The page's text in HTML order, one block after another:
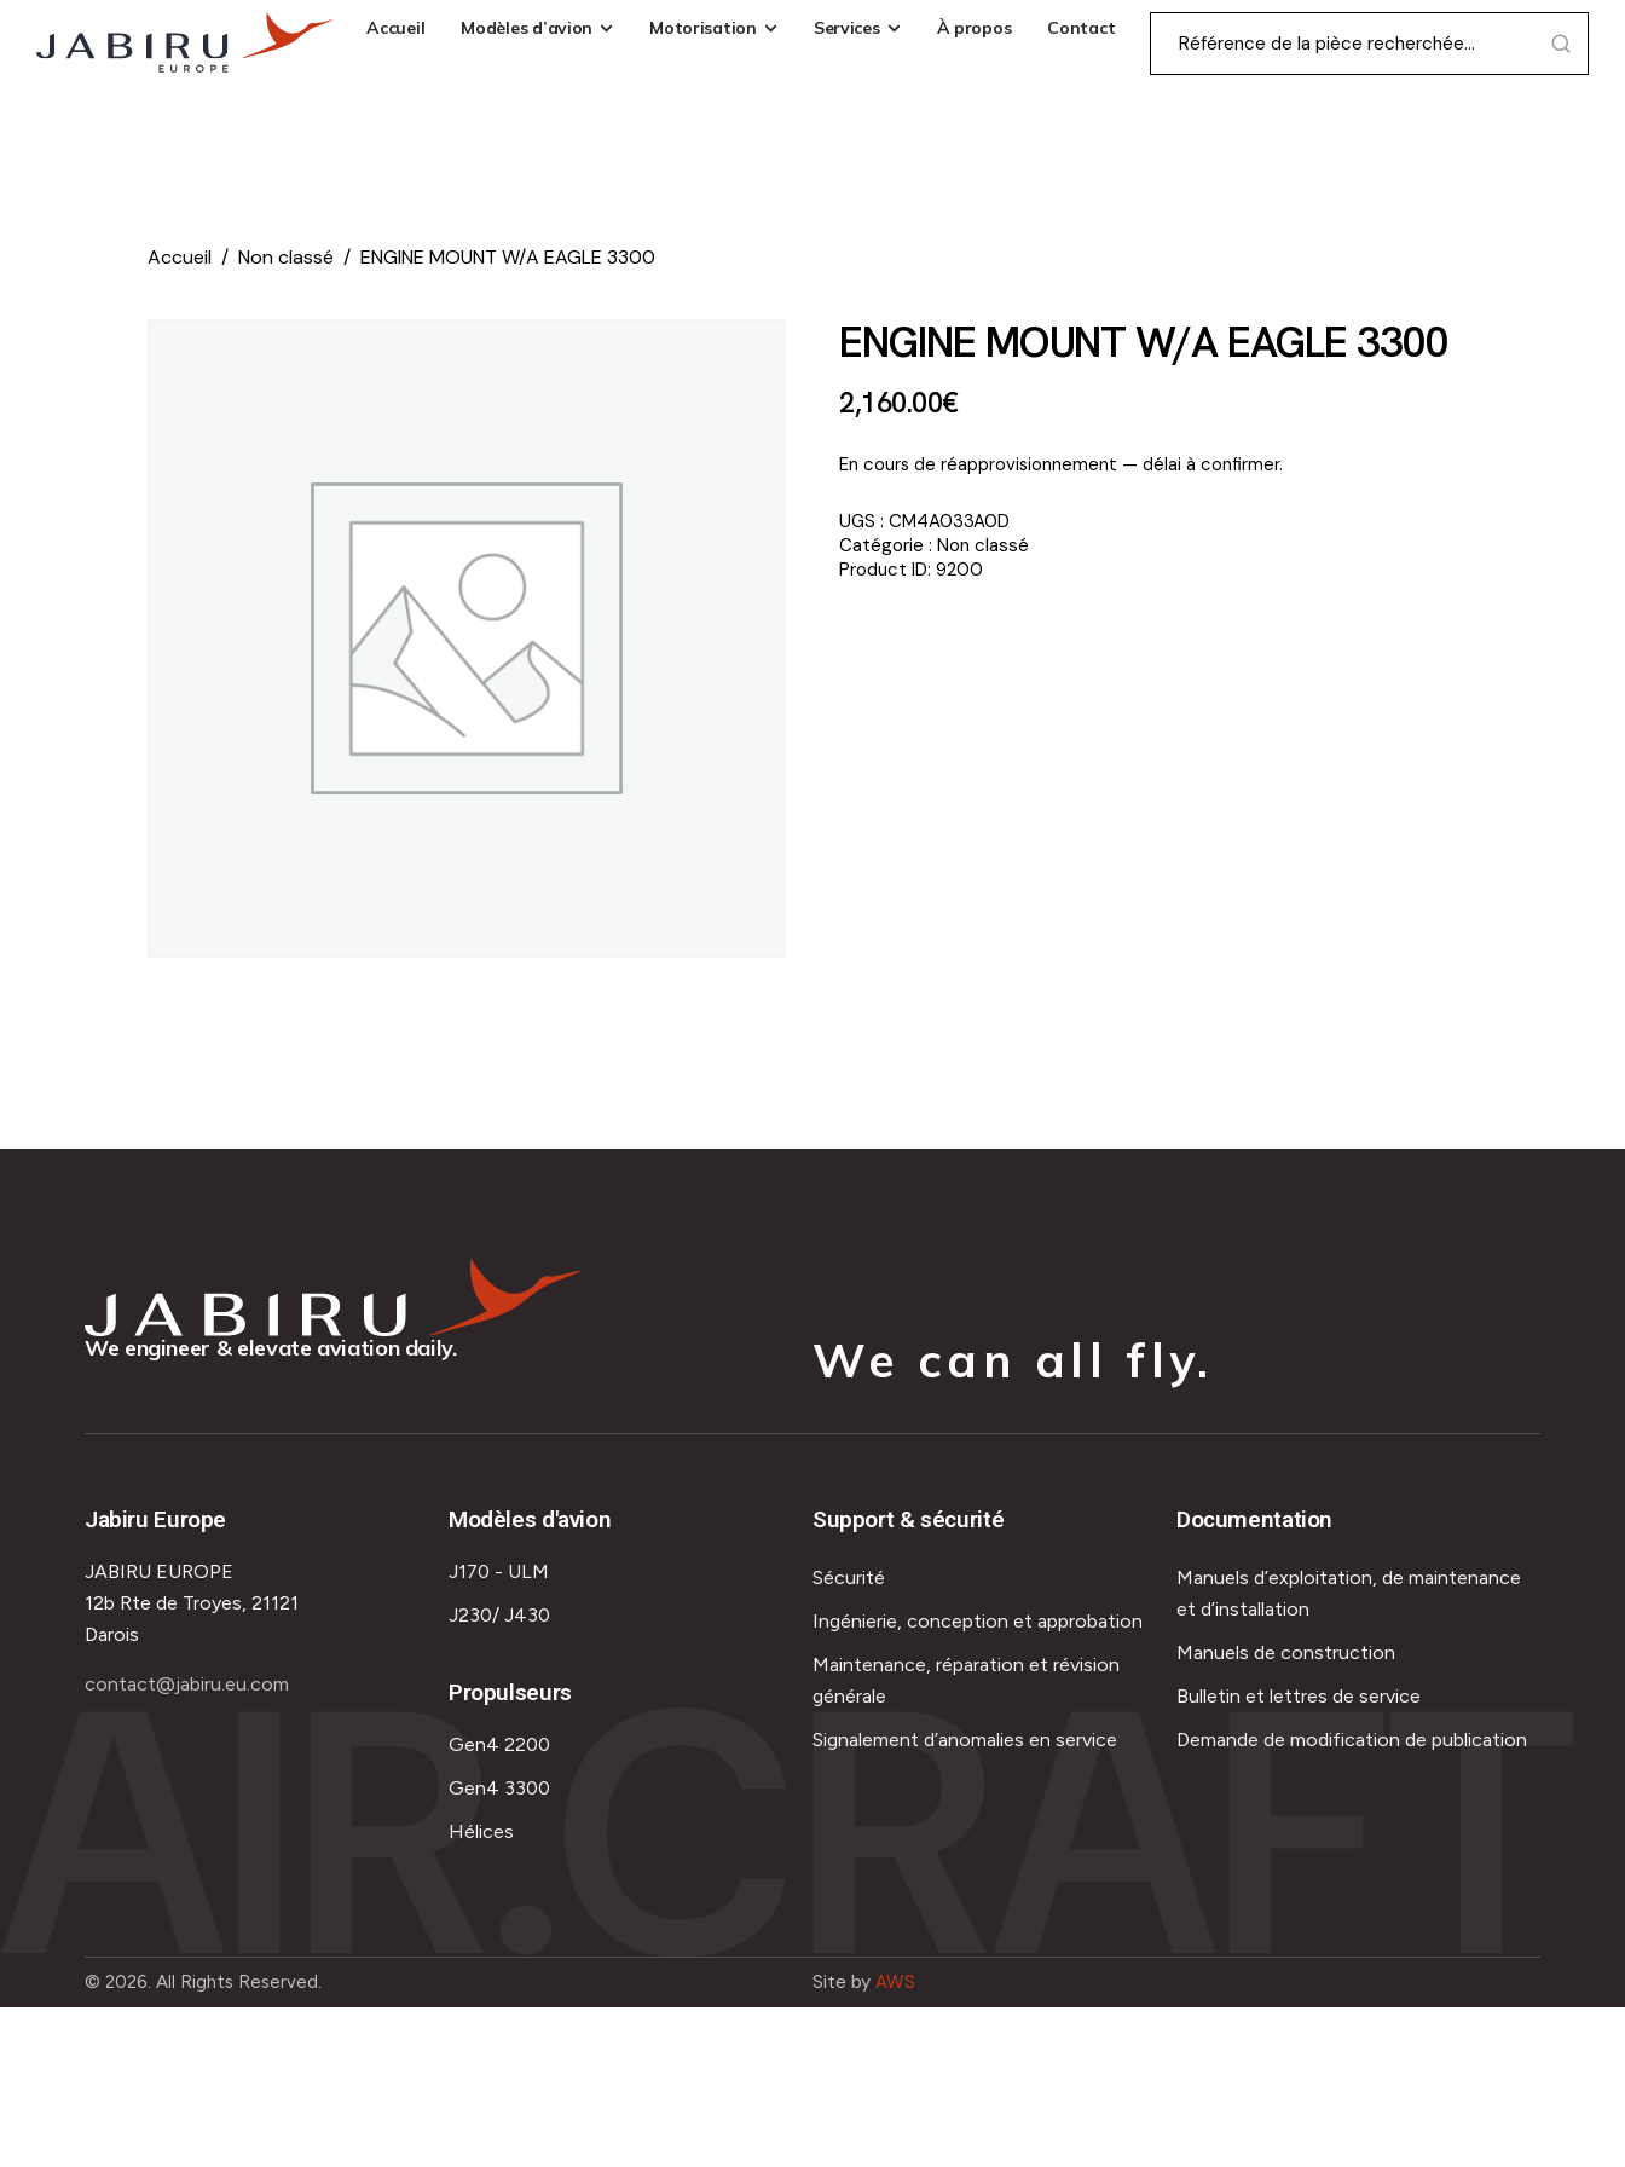
Accueil Modèles d’avion Motorisation Services À propos Contact
Accueil Non classé ENGINE MOUNT W/A EAGLE 3300
ENGINE MOUNT W/A EAGLE 3300
2,160.00€
En cours de réapprovisionnement — délai à confirmer.
UGS : CM4A033A0D
Catégorie : Non classé
Product ID: 9200
We engineer & elevate aviation daily. We can all fly.
Jabiru Europe
JABIRU EUROPE
12b Rte de Troyes, 21121
Darois
contact@jabiru.eu.com
Modèles d'avion
J170 - ULM
J230/ J430
Propulseurs
Gen4 2200
Gen4 3300
Hélices
Support & sécurité
Sécurité
Ingénierie, conception et approbation
Maintenance, réparation et révision
générale
Signalement d’anomalies en service
Documentation
Manuels d’exploitation, de maintenance
et d’installation
Manuels de construction
Bulletin et lettres de service
Demande de modification de publication
AIR.CRAFT
© 2026. All Rights Reserved. Site by AWS